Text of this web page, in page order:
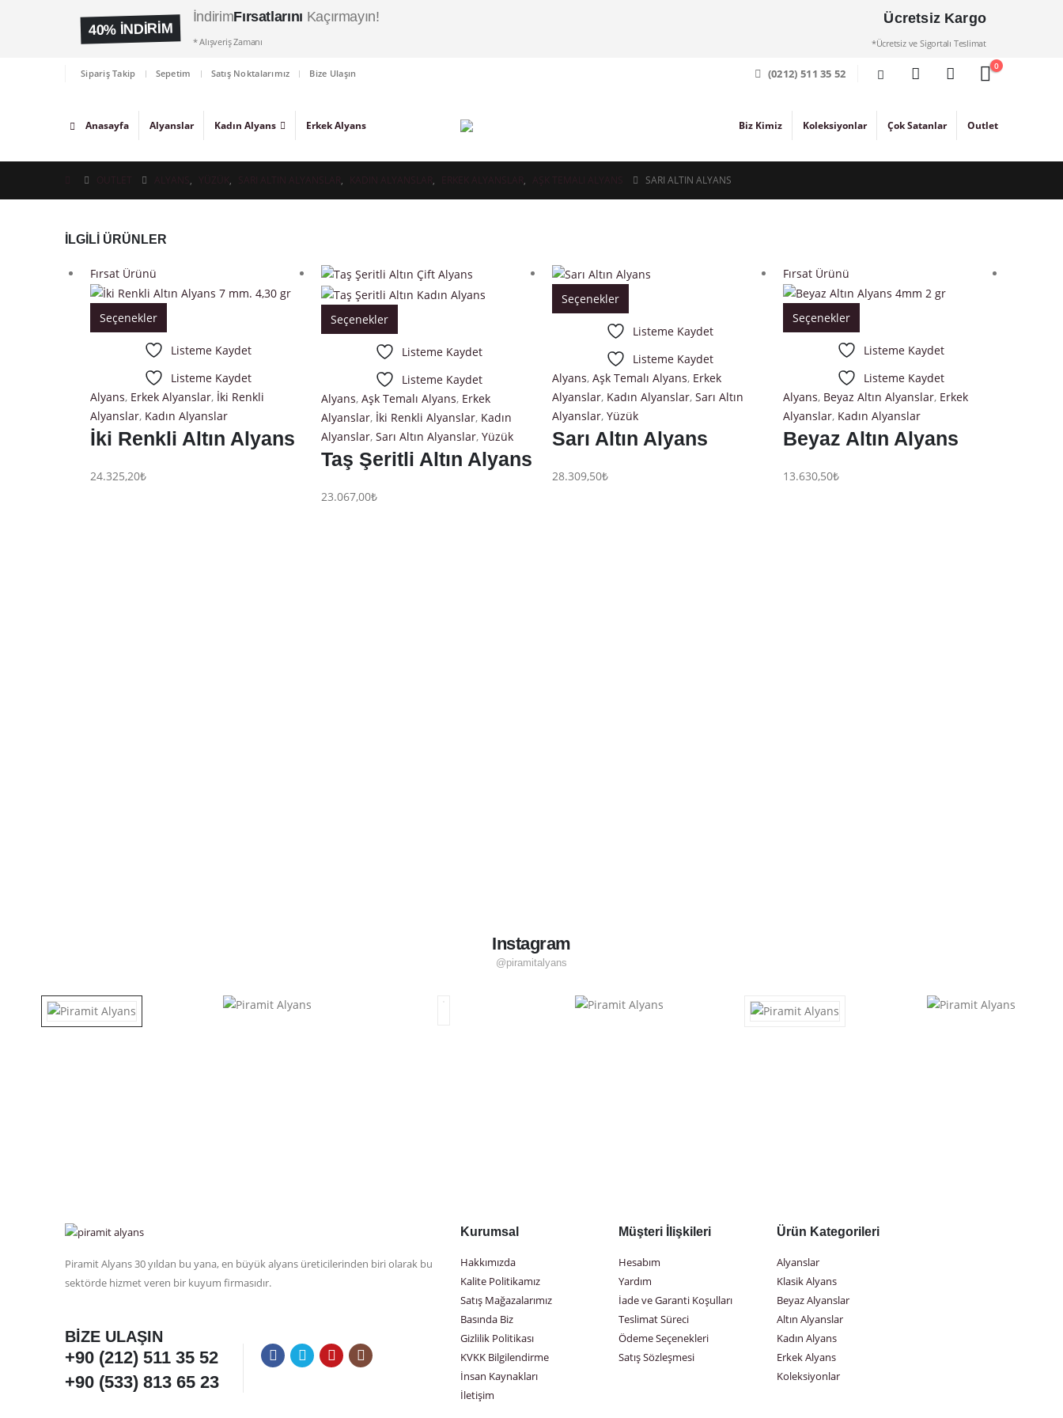
40% İNDİRİM
İndirimFırsatlarını Kaçırmayın!
* Alışveriş Zamanı
Ücretsiz Kargo
*Ücretsiz ve Sigortalı Teslimat
Sipariş Takip Sepetim Satış Noktalarımız Bize Ulaşın (0212) 511 35 52
0
Anasayfa Alyanslar Kadın Alyans Erkek Alyans Biz Kimiz Koleksiyonlar Çok Satanlar Outlet
OUTLET , YÜZÜK , SARI ALTIN ALYANSLAR, KADIN ALYANSLAR, ERKEK ALYANSLAR, AŞK TEMALI ALYANS SARI ALTIN ALYANS
İLGILI ÜRÜNLER
Fırsat Ürünü
Seçenekler
Listeme Kaydet
Listeme Kaydet
Alyans, Erkek Alyanslar, İki Renkli
Alyanslar, Kadın Alyanslar
İki Renkli Altın Alyans
24.325,20₺
Seçenekler
Listeme Kaydet
Listeme Kaydet
Alyans, Aşk Temalı Alyans, Erkek
Alyanslar, İki Renkli Alyanslar, Kadın
Alyanslar, Sarı Altın Alyanslar, Yüzük
Taş Şeritli Altın Alyans
23.067,00₺
Seçenekler
Listeme Kaydet
Listeme Kaydet
Alyans, Aşk Temalı Alyans, Erkek
Alyanslar, Kadın Alyanslar, Sarı Altın
Alyanslar, Yüzük
Sarı Altın Alyans
28.309,50₺
Fırsat Ürünü
Seçenekler
Listeme Kaydet
Listeme Kaydet
Alyans, Beyaz Altın Alyanslar, Erkek
Alyanslar, Kadın Alyanslar
Beyaz Altın Alyans
13.630,50₺
Instagram
@piramitalyans
Piramit Alyans 30 yıldan bu yana, en büyük alyans üreticilerinden biri olarak bu
sektörde hizmet veren bir kuyum firmasıdır.
BIZE ULAŞIN
+90 (212) 511 35 52
+90 (533) 813 65 23
Kurumsal
Hakkımızda
Kalite Politikamız
Satış Mağazalarımız
Basında Biz
Gizlilik Politikası
KVKK Bilgilendirme
İnsan Kaynakları
İletişim
Müşteri İlişkileri
Hesabım
Yardım
İade ve Garanti Koşulları
Teslimat Süreci
Ödeme Seçenekleri
Satış Sözleşmesi
Ürün Kategorileri
Alyanslar
Klasik Alyans
Beyaz Alyanslar
Altın Alyanslar
Kadın Alyans
Erkek Alyans
Koleksiyonlar